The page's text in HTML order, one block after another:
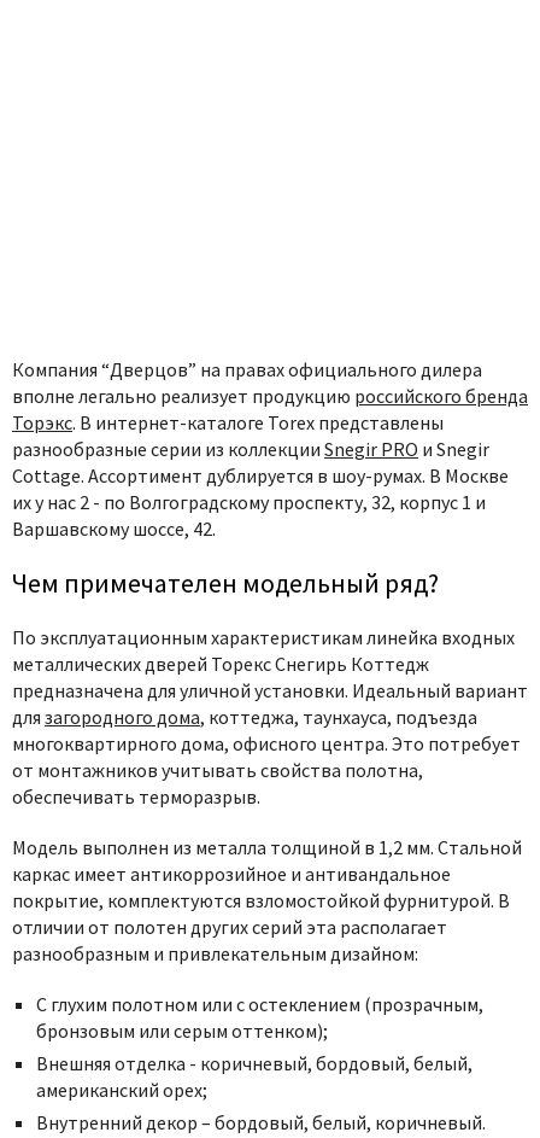
Компания “Дверцов” на правах официального дилера
вполне легально реализует продукцию российского бренда
Торэкс. В интернет-каталоге Torex представлены
разнообразные серии из коллекции Snegir PRO и Snegir
Cottage. Ассортимент дублируется в шоу-румах. В Москве
их у нас 2 - по Волгоградскому проспекту, 32, корпус 1 и
Варшавскому шоссе, 42.
Чем примечателен модельный ряд?
По эксплуатационным характеристикам линейка входных
металлических дверей Торекс Снегирь Коттедж
предназначена для уличной установки. Идеальный вариант
для загородного дома, коттеджа, таунхауса, подъезда
многоквартирного дома, офисного центра. Это потребует
от монтажников учитывать свойства полотна,
обеспечивать терморазрыв.
Модель выполнен из металла толщиной в 1,2 мм. Стальной
каркас имеет антикоррозийное и антивандальное
покрытие, комплектуются взломостойкой фурнитурой. В
отличии от полотен других серий эта располагает
разнообразным и привлекательным дизайном:
С глухим полотном или с остеклением (прозрачным,
бронзовым или серым оттенком);
Внешняя отделка - коричневый, бордовый, белый,
американский орех;
Внутренний декор – бордовый, белый, коричневый.